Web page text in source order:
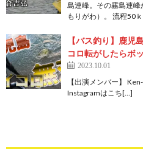
島連峰。その霧島連
もりがわ）。 流程50
【バス釣り】鹿児
コロ転がしたらボ
2023.10.01
【出演メンバー】
Instagramはこち[…]